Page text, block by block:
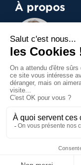
À propos
Professionnel
contract
décisions.
Accueil
Politique